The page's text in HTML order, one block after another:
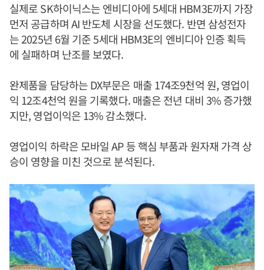
실제로 SK하이닉스는 엔비디아에 5세대 HBM3E까지 가장
먼저 공급하며 AI 반도체 시장을 선도했다. 반면 삼성전자
는 2025년 6월 기준 5세대 HBM3E의 엔비디아 인증 획득
에 실패하며 난조를 보였다.
완제품을 담당하는 DX부문은 매출 174조9천억 원, 영업이
익 12조4천억 원을 기록했다. 매출은 전년 대비 3% 증가했
지만, 영업이익은 13% 감소했다.
영업이익 하락은 모바일 AP 등 핵심 부품과 원자재 가격 상
승이 영향을 미친 것으로 분석된다.